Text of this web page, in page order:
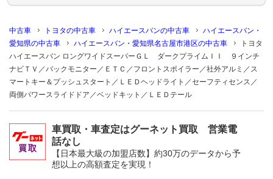
中古車 トヨタの中古車 ハイエースバンの中古車
ハイエースバン・
愛知県の中古車
ハイエースバン・愛知県名古屋市港区の中古車
トヨタ
ハイエースバン ロングワイドスーパーＧＬ ダークプライムＩＩ ９インチ
ナビＴＶ／バックモニター／ＥＴＣ／フロントスポイラー／社外アルミ／ス
マートキー＆プッシュスタート／ＬＥＤヘッドライト／セーフティセンス／
両側パワースライドドア／ベッドキット／ＬＥＤテール
車買取・車査定はグーネット買取 営業電
話なし
【日本最大級の加盟店数】約30万のデータから予
想以上の高額査定を実現！